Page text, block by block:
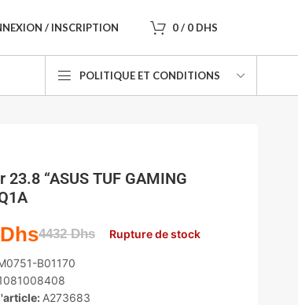
/ INSCRIPTION 0/ 0 DHS
POLITIQUE ET CONDITIONS
23.8 “ASUS TUF GAMING
4432Dhs
Dhs Rupture de stock
B01170
A273683